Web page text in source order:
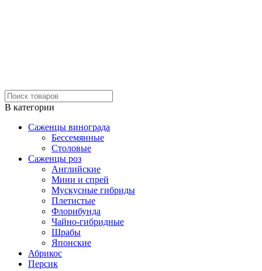
В категории
Саженцы винограда
Бессемянные
Столовые
Саженцы роз
Английские
Мини и спрей
Мускусные гибриды
Плетистые
Флорибунда
Чайно-гибридные
Шрабы
Японские
Абрикос
Персик